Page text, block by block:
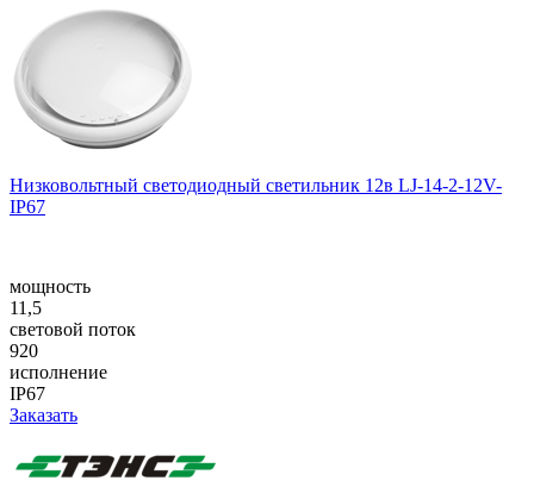
Низковольтный светодиодный светильник 12в LJ-14-2-12V-
IP67
мощность
11,5
световой поток
920
исполнение
IP67
Заказать